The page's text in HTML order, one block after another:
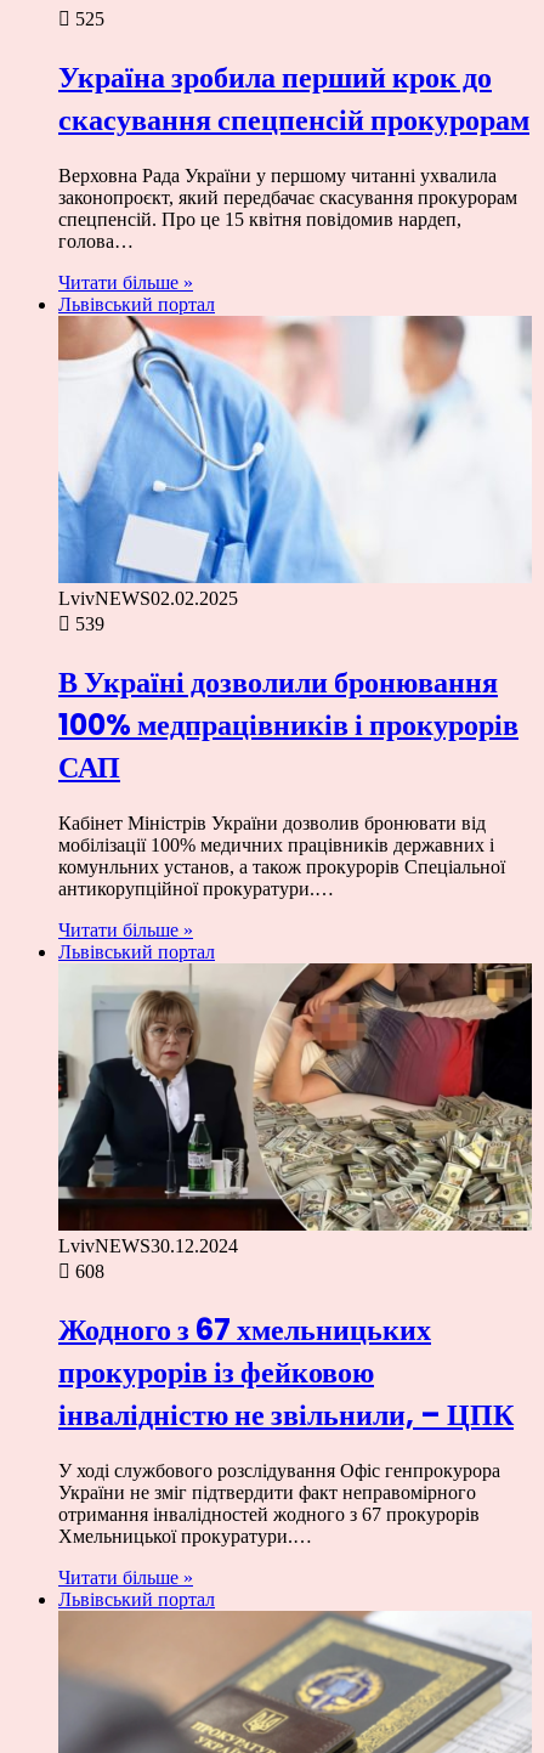
525
Україна зробила перший крок до
скасування спецпенсій прокурорам
Верховна Рада України у першому читанні ухвалила
законопроєкт, який передбачає скасування прокурорам
спецпенсій. Про це 15 квітня повідомив нардеп,
голова…
Читати більше »
Львівський портал
LvivNEWS02.02.2025
539
В Україні дозволили бронювання
100% медпрацівників і прокурорів
САП
Кабінет Міністрів України дозволив бронювати від
мобілізації 100% медичних працівників державних і
комунльних установ, а також прокурорів Спеціальної
антикорупційної прокуратури.…
Читати більше »
Львівський портал
LvivNEWS30.12.2024
608
Жодного з 67 хмельницьких
прокурорів із фейковою
інвалідністю не звільнили, – ЦПК
У ході службового розслідування Офіс генпрокурора
України не зміг підтвердити факт неправомірного
отримання інвалідностей жодного з 67 прокурорів
Хмельницької прокуратури.…
Читати більше »
Львівський портал